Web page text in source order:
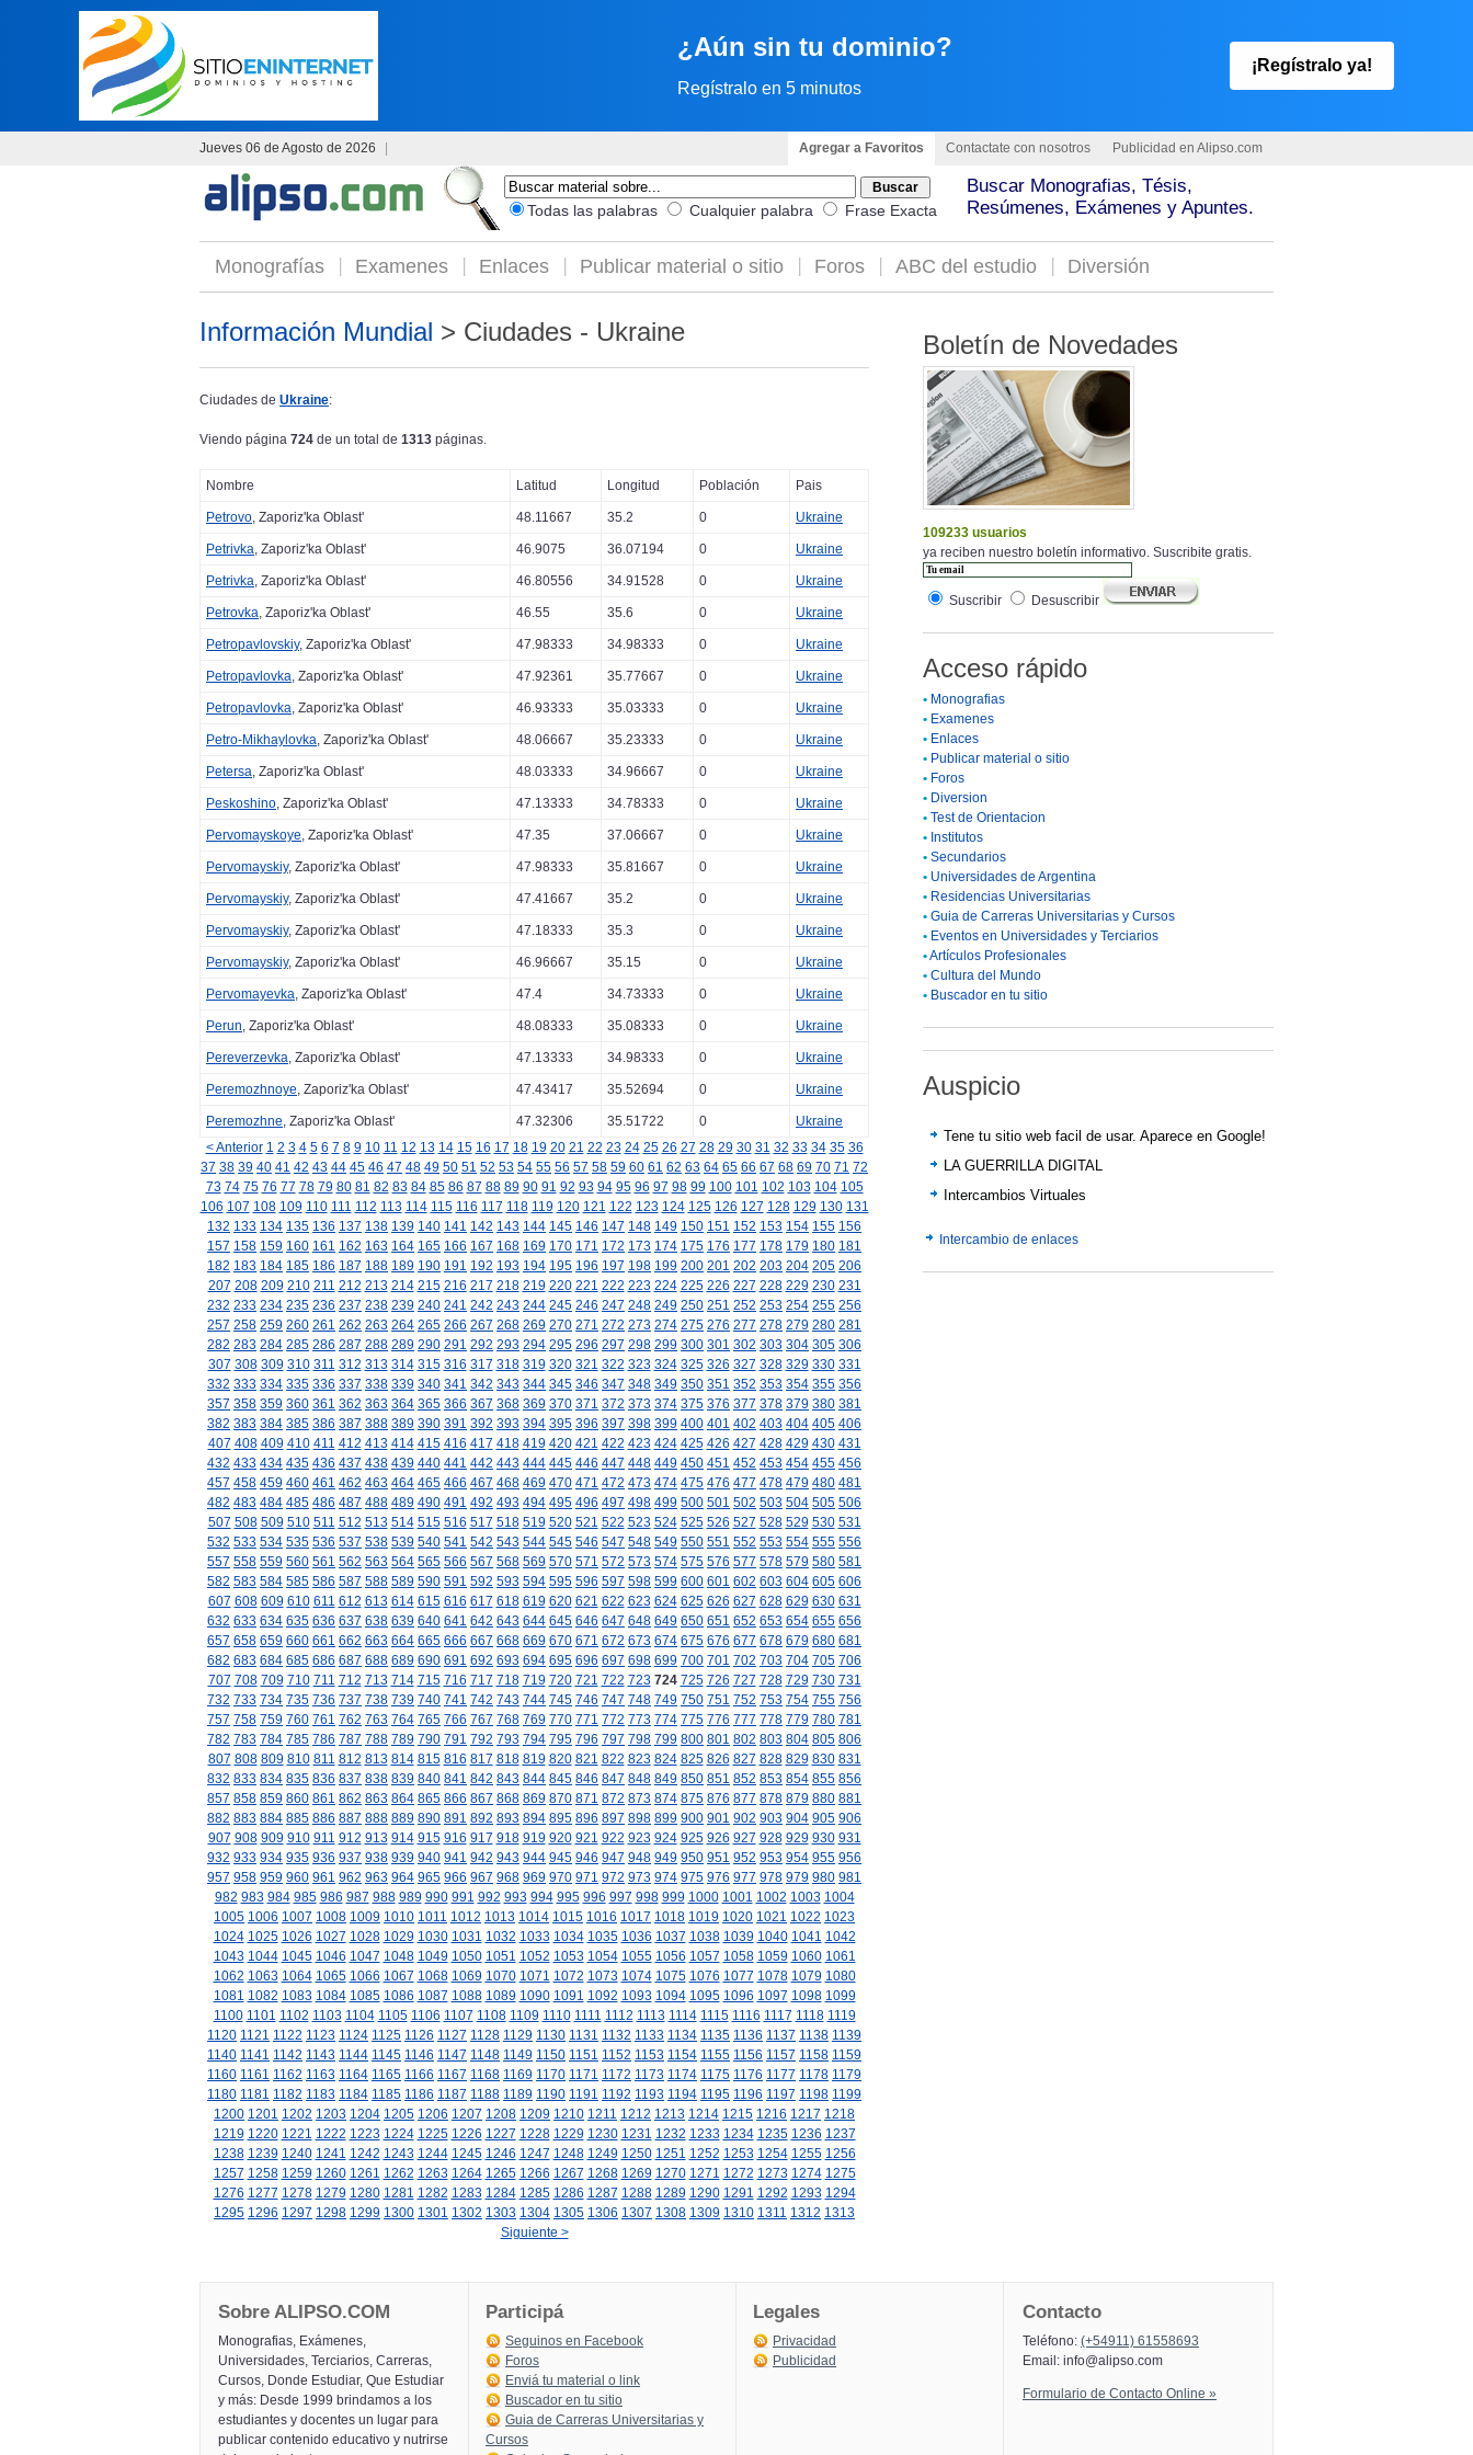
¿Aún sin tu dominio?
Regístralo en 5 minutos
¡Regístralo ya!
Jueves 06 de Agosto de 2026 Agregar a Favoritos Contactate con nosotros Publicidad en Alipso.com
Todas las palabras Cualquier palabra Frase Exacta
Buscar Monografias, Tésis,
Resúmenes, Exámenes y Apuntes.
Monografías Examenes Enlaces Publicar material o sitio Foros ABC del estudio Diversión
Información Mundial > Ciudades - Ukraine
Ciudades de Ukraine:
Viendo página 724 de un total de 1313 páginas.
Nombre Latitud Longitud Población Pais
Petrovo, Zaporiz'ka Oblast' 48.11667 35.2 0 Ukraine
Petrivka, Zaporiz'ka Oblast' 46.9075 36.07194 0 Ukraine
Petrivka, Zaporiz'ka Oblast' 46.80556 34.91528 0 Ukraine
Petrovka, Zaporiz'ka Oblast' 46.55 35.6 0 Ukraine
Petropavlovskiy, Zaporiz'ka Oblast' 47.98333 34.98333 0 Ukraine
Petropavlovka, Zaporiz'ka Oblast' 47.92361 35.77667 0 Ukraine
Petropavlovka, Zaporiz'ka Oblast' 46.93333 35.03333 0 Ukraine
Petro-Mikhaylovka, Zaporiz'ka Oblast' 48.06667 35.23333 0 Ukraine
Petersa, Zaporiz'ka Oblast' 48.03333 34.96667 0 Ukraine
Peskoshino, Zaporiz'ka Oblast' 47.13333 34.78333 0 Ukraine
Pervomayskoye, Zaporiz'ka Oblast' 47.35 37.06667 0 Ukraine
Pervomayskiy, Zaporiz'ka Oblast' 47.98333 35.81667 0 Ukraine
Pervomayskiy, Zaporiz'ka Oblast' 47.41667 35.2 0 Ukraine
Pervomayskiy, Zaporiz'ka Oblast' 47.18333 35.3 0 Ukraine
Pervomayskiy, Zaporiz'ka Oblast' 46.96667 35.15 0 Ukraine
Pervomayevka, Zaporiz'ka Oblast' 47.4 34.73333 0 Ukraine
Perun, Zaporiz'ka Oblast' 48.08333 35.08333 0 Ukraine
Pereverzevka, Zaporiz'ka Oblast' 47.13333 34.98333 0 Ukraine
Peremozhnoye, Zaporiz'ka Oblast' 47.43417 35.52694 0 Ukraine
Peremozhne, Zaporiz'ka Oblast' 47.32306 35.51722 0
Ukraine
< Anterior 1 2 3 4 5 6 7 8 9 10 11 12 13 14 15 16 17 18 19 20 21 22 23 24 25 26 27 28 29 30 31 32 33 34 35 36
37 38 39 40 41 42 43 44 45 46 47 48 49 50 51 52 53 54 55 56 57 58 59 60 61 62 63 64 65 66 67 68 69 70 71 72
73 74 75 76 77 78 79 80 81 82 83 84 85 86 87 88 89 90 91 92 93 94 95 96 97 98 99 100 101 102 103 104 105
106 107 108 109 110 111 112 113 114 115 116 117 118 119 120 121 122 123 124 125 126 127 128 129 130 131
132 133 134 135 136 137 138 139 140 141 142 143 144 145 146 147 148 149 150 151 152 153 154 155 156
157 158 159 160 161 162 163 164 165 166 167 168 169 170 171 172 173 174 175 176 177 178 179 180 181
182 183 184 185 186 187 188 189 190 191 192 193 194 195 196 197 198 199 200 201 202 203 204 205 206
207 208 209 210 211 212 213 214 215 216 217 218 219 220 221 222 223 224 225 226 227 228 229 230 231
232 233 234 235 236 237 238 239 240 241 242 243 244 245 246 247 248 249 250 251 252 253 254 255 256
257 258 259 260 261 262 263 264 265 266 267 268 269 270 271 272 273 274 275 276 277 278 279 280 281
282 283 284 285 286 287 288 289 290 291 292 293 294 295 296 297 298 299 300 301 302 303 304 305 306
307 308 309 310 311 312 313 314 315 316 317 318 319 320 321 322 323 324 325 326 327 328 329 330 331
332 333 334 335 336 337 338 339 340 341 342 343 344 345 346 347 348 349 350 351 352 353 354 355 356
357 358 359 360 361 362 363 364 365 366 367 368 369 370 371 372 373 374 375 376 377 378 379 380 381
382 383 384 385 386 387 388 389 390 391 392 393 394 395 396 397 398 399 400 401 402 403 404 405 406
407 408 409 410 411 412 413 414 415 416 417 418 419 420 421 422 423 424 425 426 427 428 429 430 431
432 433 434 435 436 437 438 439 440 441 442 443 444 445 446 447 448 449 450 451 452 453 454 455 456
457 458 459 460 461 462 463 464 465 466 467 468 469 470 471 472 473 474 475 476 477 478 479 480 481
482 483 484 485 486 487 488 489 490 491 492 493 494 495 496 497 498 499 500 501 502 503 504 505 506
507 508 509 510 511 512 513 514 515 516 517 518 519 520 521 522 523 524 525 526 527 528 529 530 531
532 533 534 535 536 537 538 539 540 541 542 543 544 545 546 547 548 549 550 551 552 553 554 555 556
557 558 559 560 561 562 563 564 565 566 567 568 569 570 571 572 573 574 575 576 577 578 579 580 581
582 583 584 585 586 587 588 589 590 591 592 593 594 595 596 597 598 599 600 601 602 603 604 605 606
607 608 609 610 611 612 613 614 615 616 617 618 619 620 621 622 623 624 625 626 627 628 629 630 631
632 633 634 635 636 637 638 639 640 641 642 643 644 645 646 647 648 649 650 651 652 653 654 655 656
657 658 659 660 661 662 663 664 665 666 667 668 669 670 671 672 673 674 675 676 677 678 679 680 681
682 683 684 685 686 687 688 689 690 691 692 693 694 695 696 697 698 699 700 701 702 703 704 705 706
707 708 709 710 711 712 713 714 715 716 717 718 719 720 721 722 723 724 725 726 727 728 729 730 731
732 733 734 735 736 737 738 739 740 741 742 743 744 745 746 747 748 749 750 751 752 753 754 755 756
757 758 759 760 761 762 763 764 765 766 767 768 769 770 771 772 773 774 775 776 777 778 779 780 781
782 783 784 785 786 787 788 789 790 791 792 793 794 795 796 797 798 799 800 801 802 803 804 805 806
807 808 809 810 811 812 813 814 815 816 817 818 819 820 821 822 823 824 825 826 827 828 829 830 831
832 833 834 835 836 837 838 839 840 841 842 843 844 845 846 847 848 849 850 851 852 853 854 855 856
857 858 859 860 861 862 863 864 865 866 867 868 869 870 871 872 873 874 875 876 877 878 879 880 881
882 883 884 885 886 887 888 889 890 891 892 893 894 895 896 897 898 899 900 901 902 903 904 905 906
907 908 909 910 911 912 913 914 915 916 917 918 919 920 921 922 923 924 925 926 927 928 929 930 931
932 933 934 935 936 937 938 939 940 941 942 943 944 945 946 947 948 949 950 951 952 953 954 955 956
957 958 959 960 961 962 963 964 965 966 967 968 969 970 971 972 973 974 975 976 977 978 979 980 981
982 983 984 985 986 987 988 989 990 991 992 993 994 995 996 997 998 999 1000 1001 1002 1003 1004
1005 1006 1007 1008 1009 1010 1011 1012 1013 1014 1015 1016 1017 1018 1019 1020 1021 1022 1023
1024 1025 1026 1027 1028 1029 1030 1031 1032 1033 1034 1035 1036 1037 1038 1039 1040 1041 1042
1043 1044 1045 1046 1047 1048 1049 1050 1051 1052 1053 1054 1055 1056 1057 1058 1059 1060 1061
1062 1063 1064 1065 1066 1067 1068 1069 1070 1071 1072 1073 1074 1075 1076 1077 1078 1079 1080
1081 1082 1083 1084 1085 1086 1087 1088 1089 1090 1091 1092 1093 1094 1095 1096 1097 1098 1099
1100 1101 1102 1103 1104 1105 1106 1107 1108 1109 1110 1111 1112 1113 1114 1115 1116 1117 1118 1119
1120 1121 1122 1123 1124 1125 1126 1127 1128 1129 1130 1131 1132 1133 1134 1135 1136 1137 1138 1139
1140 1141 1142 1143 1144 1145 1146 1147 1148 1149 1150 1151 1152 1153 1154 1155 1156 1157 1158 1159
1160 1161 1162 1163 1164 1165 1166 1167 1168 1169 1170 1171 1172 1173 1174 1175 1176 1177 1178 1179
1180 1181 1182 1183 1184 1185 1186 1187 1188 1189 1190 1191 1192 1193 1194 1195 1196 1197 1198 1199
1200 1201 1202 1203 1204 1205 1206 1207 1208 1209 1210 1211 1212 1213 1214 1215 1216 1217 1218
1219 1220 1221 1222 1223 1224 1225 1226 1227 1228 1229 1230 1231 1232 1233 1234 1235 1236 1237
1238 1239 1240 1241 1242 1243 1244 1245 1246 1247 1248 1249 1250 1251 1252 1253 1254 1255 1256
1257 1258 1259 1260 1261 1262 1263 1264 1265 1266 1267 1268 1269 1270 1271 1272 1273 1274 1275
1276 1277 1278 1279 1280 1281 1282 1283 1284 1285 1286 1287 1288 1289 1290 1291 1292 1293 1294
1295 1296 1297 1298 1299 1300 1301 1302 1303 1304 1305 1306 1307 1308 1309 1310 1311 1312 1313
Siguiente >
Boletín de Novedades
109233 usuarios
ya reciben nuestro boletín informativo. Suscribite gratis.
Suscribir Desuscribir
Acceso rápido
• Monografias
• Examenes
• Enlaces
• Publicar material o sitio
• Foros
• Diversion
• Test de Orientacion
• Institutos
• Secundarios
• Universidades de Argentina
• Residencias Universitarias
• Guia de Carreras Universitarias y Cursos
• Eventos en Universidades y Terciarios
•Artículos Profesionales
• Cultura del Mundo
• Buscador en tu sitio
Auspicio
Tene tu sitio web facil de usar. Aparece en Google!
LA GUERRILLA DIGITAL
Intercambios Virtuales
Intercambio de enlaces
Sobre ALIPSO.COM
Monografias, Exámenes,
Universidades, Terciarios, Carreras,
Cursos, Donde Estudiar, Que Estudiar
y más: Desde 1999 brindamos a los
estudiantes y docentes un lugar para
publicar contenido educativo y nutrirse
Participá
Seguinos en Facebook
Foros
Enviá tu material o link
Buscador en tu sitio
Guia de Carreras Universitarias y
Cursos
Legales
Privacidad
Publicidad
Contacto
Teléfono: (+54911) 61558693
Email: info@alipso.com
Formulario de Contacto Online »